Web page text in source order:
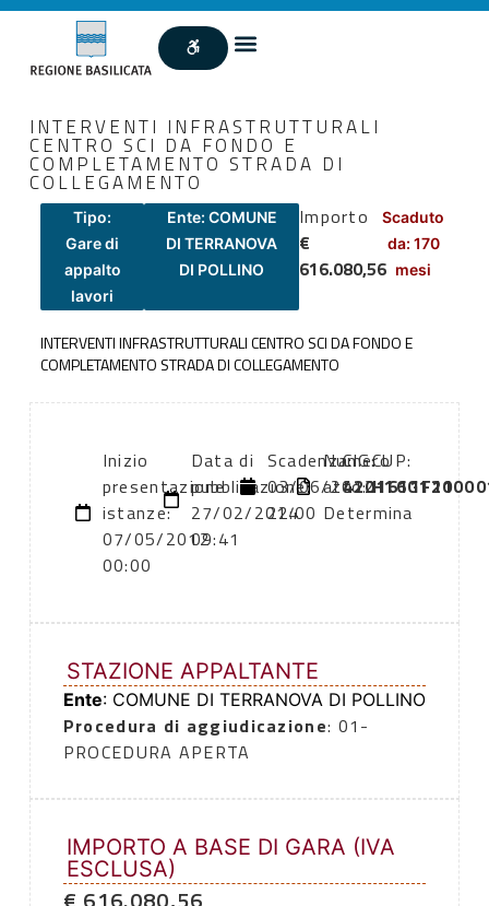
INTERVENTI INFRASTRUTTURALI
CENTRO SCI DA FONDO E
COMPLETAMENTO STRADA DI
COLLEGAMENTO
Tipo:
Gare di
appalto
lavori
Ente: COMUNE
DI TERRANOVA
DI POLLINO
Importo
€
616.080,56
Scaduto
da: 170
mesi
INTERVENTI INFRASTRUTTURALI CENTRO SCI DA FONDO E
COMPLETAMENTO STRADA DI COLLEGAMENTO
Inizio
presentazione
istanze:
07/05/2012
00:00
Data di
pubblicazione:
27/02/2014
09:41
Scadenza:
03/06/2012
22:00
Numero
atto:
Determina
CIG:
4201611F11
CUP:
STAZIONE APPALTANTE
Ente: COMUNE DI TERRANOVA DI POLLINO
Procedura di aggiudicazione: 01-
PROCEDURA APERTA
IMPORTO A BASE DI GARA (IVA
ESCLUSA)